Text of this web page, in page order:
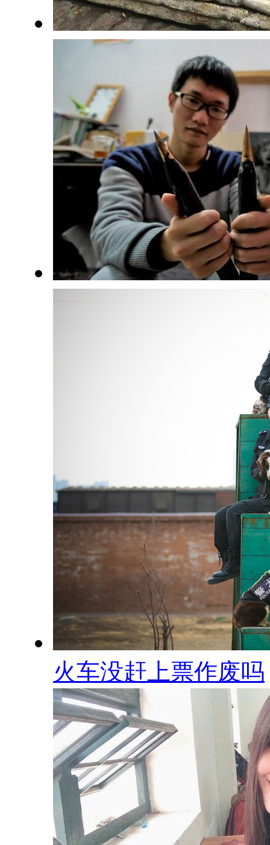
火车没赶上票作废吗